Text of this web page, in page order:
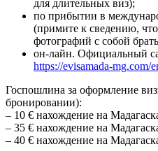
для длительных виз);
по прибытии в
(примите к сведению,
фотографий с собой
он-лайн. Официальный
https://evisamada-mg.com/
Госпошлина за оформление
бронировании):
– 10 € нахождение на
– 35 € нахождение на
– 40 € нахождение на